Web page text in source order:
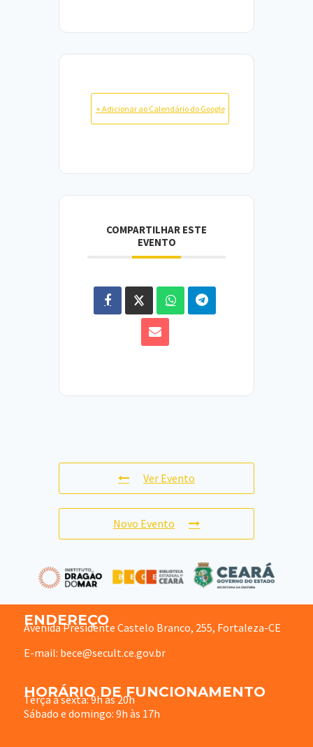
+ Adicionar ao Calendário do Google
COMPARTILHAR ESTE
EVENTO
Ver Evento
Novo Evento
ENDEREÇO
Avenida Presidente Castelo Branco, 255, Fortaleza-CE
E-mail: bece@secult.ce.gov.br
HORÁRIO DE FUNCIONAMENTO
Terça à sexta: 9h às 20h
Sábado e domingo: 9h às 17h